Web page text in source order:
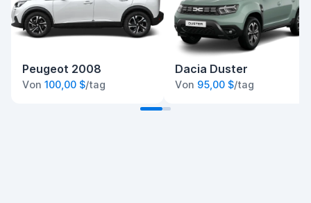
Peugeot 2008
Von 100,00 $/tag
Dacia Duster
Von 95,00 $/tag